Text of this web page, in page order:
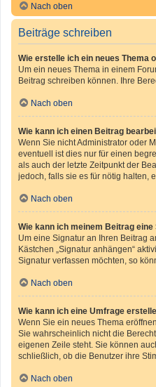
Nach oben
Beiträge schreiben
Wie erstelle ich ein neues Thema
Um ein neues Thema in einem
Beitrag schreiben können. Ihre
Nach oben
Wie kann ich einen Beitrag
Wenn Sie nicht Administrator oder
eventuell ist dies nur für einen
als auch der letzte Zeitpunkt der
jedoch, falls sie es für nötig halten,
Nach oben
Wie kann ich meinem Beitrag
Um eine Signatur an Ihren Beitrag
Kästchen „Signatur anhängen“
Signatur verfassen möchten, so
Nach oben
Wie kann ich eine Umfrage
Wenn Sie ein neues Thema
Sie wahrscheinlich nicht die
eigenen Zeile steht. Sie können
schließlich, ob die Benutzer ihre
Nach oben